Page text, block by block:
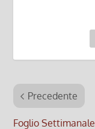
Precedente
Foglio